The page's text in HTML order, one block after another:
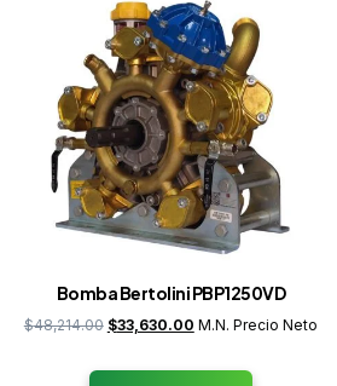
Bomba Bertolini PBP1250VD
$48,214.00 $33,630.00 M.N. Precio Neto